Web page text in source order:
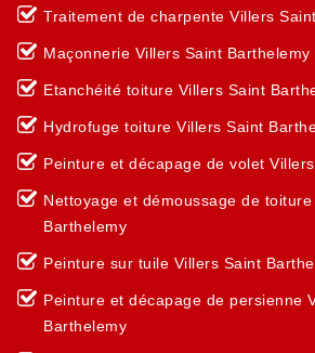
Traitement de charpente Villers
Maçonnerie Villers Saint Barthelemy
Etanchéité toiture Villers Saint
Hydrofuge toiture Villers Saint
Peinture et décapage de volet
Nettoyage et démoussage de
Barthelemy
Peinture sur tuile Villers Saint
Peinture et décapage de persienne
Barthelemy